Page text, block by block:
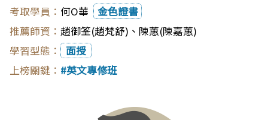
何O華
金色證書
趙御筌(趙梵舒) 、 陳蕙(陳嘉蕙)
面授
英文專修班